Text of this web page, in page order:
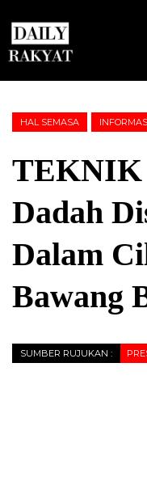
HAL SEMASA
TEKNIK
Dadah
Dalam
Bawang
SUMBER RUJUKAN :